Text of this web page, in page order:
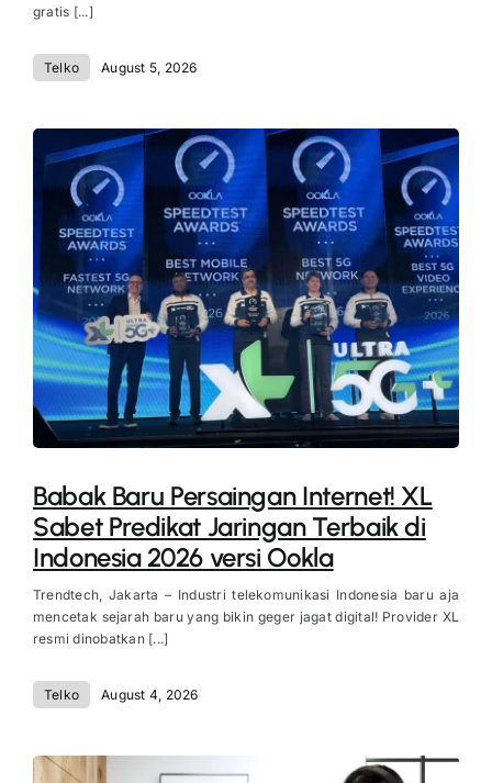
gratis [...]
Telko August 5, 2026
Babak Baru Persaingan Internet! XL
Sabet Predikat Jaringan Terbaik di
Indonesia 2026 versi Ookla
Trendtech, Jakarta – Industri telekomunikasi Indonesia baru aja
mencetak sejarah baru yang bikin geger jagat digital! Provider XL
resmi dinobatkan [...]
Telko August 4, 2026